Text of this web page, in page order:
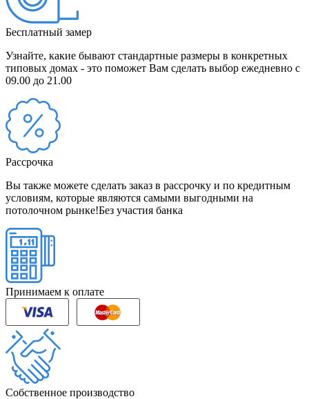
Бесплатный замер
Узнайте, какие бывают стандартные размеры в конкретных
типовых домах - это поможет Вам сделать выбор ежедневно с
09.00 до 21.00
Рассрочка
Вы также можете сделать заказ в рассрочку и по кредитным
условиям, которые являются самыми выгодными на
потолочном рынке!Без участия банка
Принимаем к оплате
Собственное производство